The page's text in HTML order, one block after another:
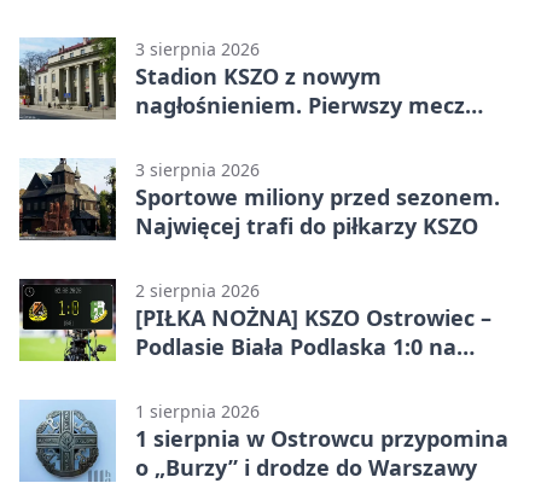
3 sierpnia 2026
Stadion KSZO z nowym
nagłośnieniem. Pierwszy mecz
3 sierpnia 2026
Sportowe miliony przed sezonem.
Najwięcej trafi do piłkarzy KSZO
2 sierpnia 2026
[PIŁKA NOŻNA] KSZO Ostrowiec –
Podlasie Biała Podlaska 1:0 na
(Grupa IV)
1 sierpnia 2026
1 sierpnia w Ostrowcu przypomina
o „Burzy” i drodze do Warszawy